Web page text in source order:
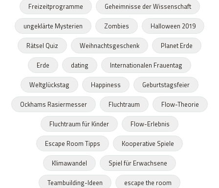
Freizeitprogramme
Geheimnisse der Wissenschaft
ungeklärte Mysterien
Zombies
Halloween 2019
Rätsel Quiz
Weihnachtsgeschenk
Planet Erde
Erde
dating
Internationalen Frauentag
Weltglückstag
Happiness
Geburtstagsfeier
Ockhams Rasiermesser
Fluchtraum
Flow-Theorie
Fluchtraum für Kinder
Flow-Erlebnis
Escape Room Tipps
Kooperative Spiele
Klimawandel
Spiel für Erwachsene
Teambuilding-Ideen
escape the room